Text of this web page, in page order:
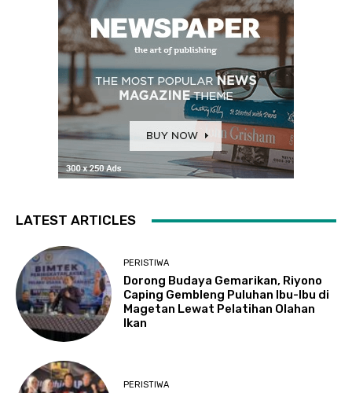
LATEST ARTICLES
PERISTIWA
Dorong Budaya Gemarikan, Riyono
Caping Gembleng Puluhan Ibu-Ibu di
Magetan Lewat Pelatihan Olahan
Ikan
PERISTIWA